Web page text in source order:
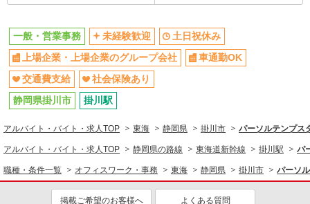
一般・営業事務 未経験歓迎
土日祝休み
上場企業・上場企業のグループ会社
車通勤OK
交通費支給
社会保険あり
静岡県掛川市
掛川駅
アルバイト・バイト・求人TOP 東海 静岡県 掛川市 パーソルテンプス
アルバイト・バイト・求人TOP 静岡県の路線 東海道新幹線 掛川駅 パ
職種・条件一覧 オフィスワーク・事務 東海 静岡県 掛川市 パーソ
掲載ご希望のお客様へ よくある質問